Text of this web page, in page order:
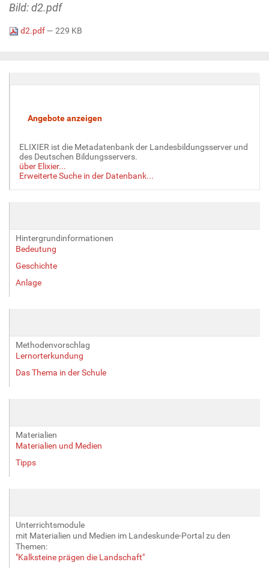
Bild: d2.pdf
d2.pdf— 229 KB
ELIXIER ist die Metadatenbank der Landesbildungsserver und
des Deutschen Bildungsservers.
über Elixier...
Erweiterte Suche in der Datenbank...
Hintergrundinformationen
Bedeutung
Geschichte
Anlage
Methodenvorschlag
Lernorterkundung
Das Thema in der Schule
Materialien
Materialien und Medien
Tipps
Unterrichtsmodule
mit Materialien und Medien im Landeskunde-Portal zu den
Themen:
"Kalksteine prägen die Landschaft"